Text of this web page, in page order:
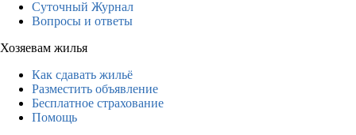
Суточный Журнал
Вопросы и ответы
Хозяевам жилья
Как сдавать жильё
Разместить объявление
Бесплатное страхование
Помощь